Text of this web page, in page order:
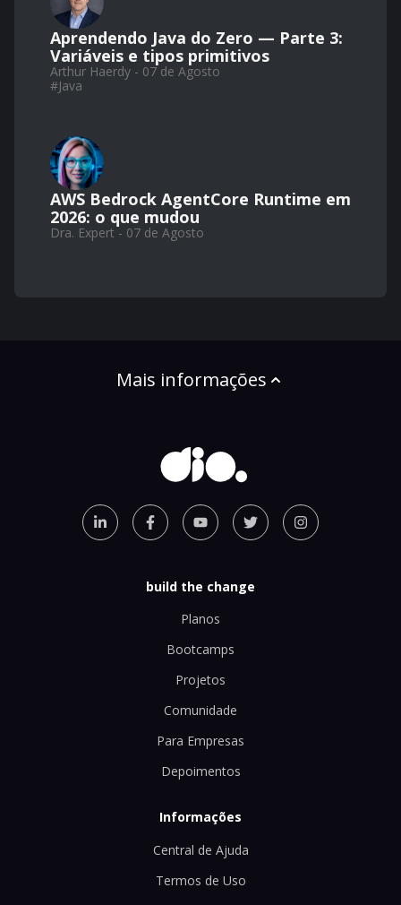
Aprendendo Java do Zero — Parte 3:
Variáveis e tipos primitivos
Arthur Haerdy - 07 de Agosto
#Java
AWS Bedrock AgentCore Runtime em
2026: o que mudou
Dra. Expert - 07 de Agosto
Mais informações
build the change
Planos
Bootcamps
Projetos
Comunidade
Para Empresas
Depoimentos
Informações
Central de Ajuda
Termos de Uso